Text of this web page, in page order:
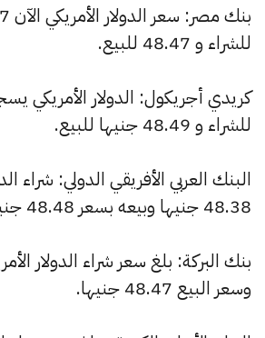
للشراء و 48.47 للبيع.
للشراء و 48.49 جنيها للبيع.
البنك العربي الأفريقي الدولي: شراء
48.38 جنيها وبيعه بسعر 48.48 جنيها.
وسعر البيع 48.47 جنيها.